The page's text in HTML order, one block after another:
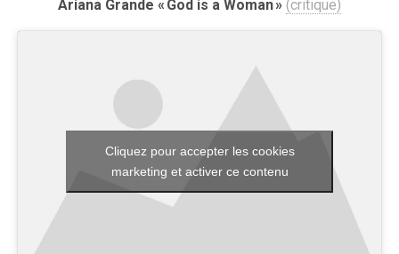
Ariana Grande « God is a Woman » (critique)
Cliquez pour accepter les cookies
marketing et activer ce contenu